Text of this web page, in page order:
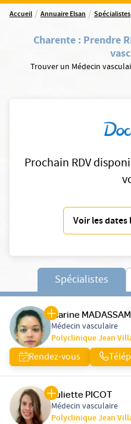
Accueil / Annuaire Elsan / Spécialistes
Charente : Prendre
Trouver un Médecin
Prochain RDV
Voir les dates
Spécialistes
Marine
Médecin vasculaire
Polyclinique Jean
Rendez-vous
Juliette PICOT
Médecin vasculaire
Polyclinique Jean